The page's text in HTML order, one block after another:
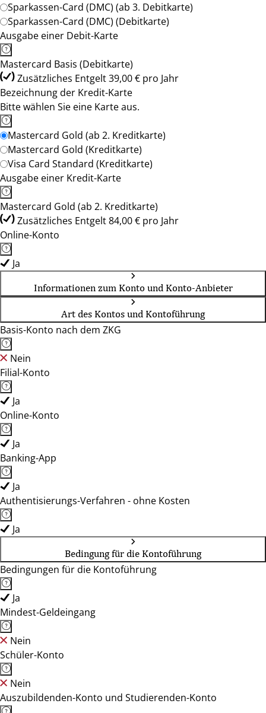
Sparkassen-Card (DMC) (ab 3. Debitkarte)
Sparkassen-Card (DMC) (Debitkarte)
Ausgabe einer Debit-Karte
Mastercard Basis (Debitkarte)
Zusätzliches Entgelt 39,00 € pro Jahr
Bezeichnung der Kredit-Karte
Bitte wählen Sie eine Karte aus.
Mastercard Gold (ab 2. Kreditkarte)
Mastercard Gold (Kreditkarte)
Visa Card Standard (Kreditkarte)
Ausgabe einer Kredit-Karte
Mastercard Gold (ab 2. Kreditkarte)
Zusätzliches Entgelt 84,00 € pro Jahr
Online-Konto
Ja
Informationen zum Konto und Konto-Anbieter
Art des Kontos und Kontoführung
Basis-Konto nach dem ZKG
Nein
Filial-Konto
Ja
Online-Konto
Ja
Banking-App
Ja
Authentisierungs-Verfahren - ohne Kosten
Ja
Bedingung für die Kontoführung
Bedingungen für die Kontoführung
Ja
Mindest-Geldeingang
Nein
Schüler-Konto
Nein
Auszubildenden-Konto und Studierenden-Konto